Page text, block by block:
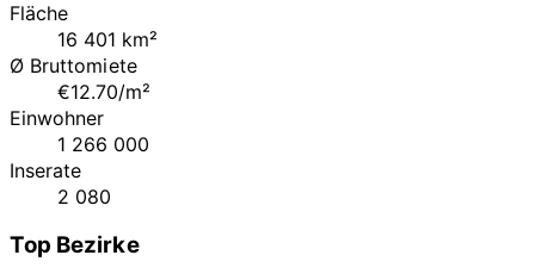
Fläche
16 401 km²
Ø Bruttomiete
€12.70/m²
Einwohner
1 266 000
Inserate
2 080
Top Bezirke